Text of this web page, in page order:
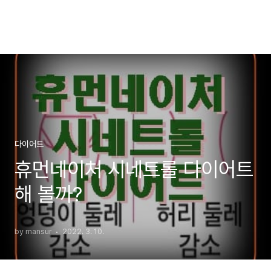
다이어트
휴먼네이처 시네트롤 다이어트
해 볼까?
by mansur 2022. 3. 10.